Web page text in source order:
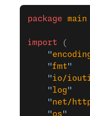
package main
import (
	"
	"
fmt"
	"
io/
	"
log"
	"
net/
	"
os"